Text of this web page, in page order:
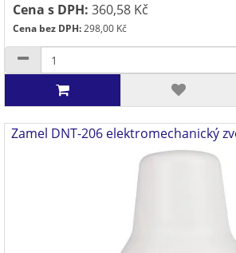
Cena s DPH: 360,58 Kč
Cena bez DPH:298,00 Kč
Zamel DNT-206 elektromechanický